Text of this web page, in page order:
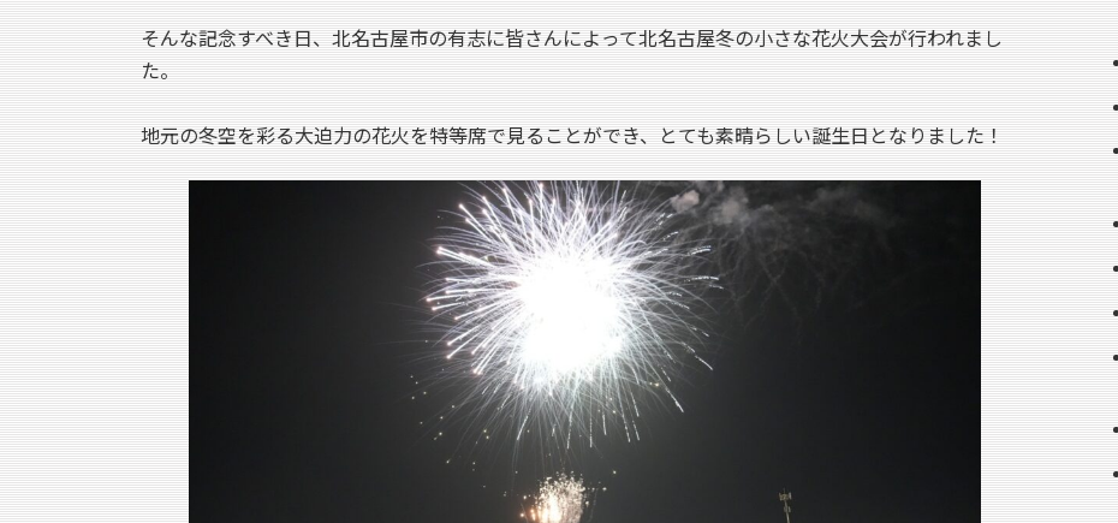
そんな記念すべき日、北名古屋市の有志に皆さんによって北名古屋冬の小さな花火大会が行われまし
た。
地元の冬空を彩る大迫力の花火を特等席で見ることができ、とても素晴らしい誕生日となりました！